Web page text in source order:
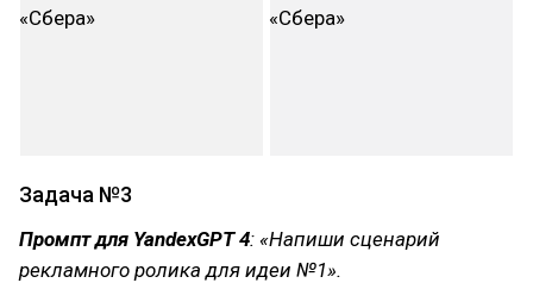
Задача №3
Промпт для YandexGPT 4: «Напиши сценарий
рекламного ролика для идеи №1».